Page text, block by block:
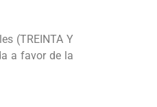
(TREINTA Y
a favor de la